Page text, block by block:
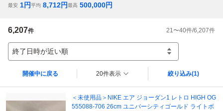
最安 1円平均 8,712円最高 500,000円
6,207件 21 〜40件/6,207件
終了日時が近い順
開催中に戻る 20件表示 絞り込み(1)
＜未使用品＞NIKE エア ジョーダン1 レトロ HIGH OG
555088-706 26cm ユニバーシティゴールド ライトボ